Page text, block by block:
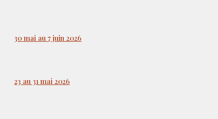
30 mai au 7 juin 2026
23 au 31 mai 2026